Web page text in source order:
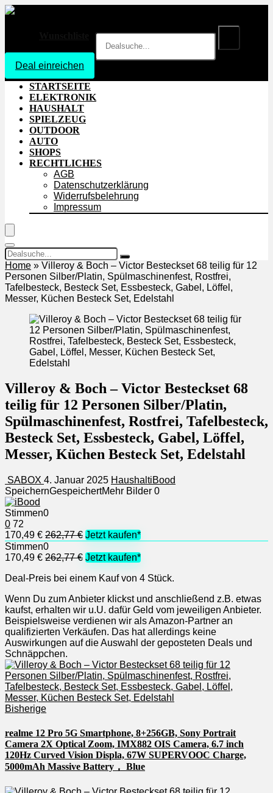
Deal einreichen
STARTSEITE
ELEKTRONIK
HAUSHALT
SPIELZEUG
OUTDOOR
AUTO
SHOPS
RECHTLICHES
AGB
Datenschutzerklärung
Widerrufsbelehrung
Impressum
Home » Villeroy & Boch – Victor Besteckset 68 teilig für 12
Personen Silber/Platin, Spülmaschinenfest, Rostfrei,
Tafelbesteck, Besteck Set, Essbesteck, Gabel, Löffel,
Messer, Küchen Besteck Set, Edelstahl
Villeroy & Boch – Victor Besteckset 68
teilig für 12 Personen Silber/Platin,
Spülmaschinenfest, Rostfrei, Tafelbesteck,
Besteck Set, Essbesteck, Gabel, Löffel,
Messer, Küchen Besteck Set, Edelstahl
SABOX 4. Januar 2025 HaushaltiBood
SpeichernGespeichertMehr Bilder 0
Stimmen0
0 72
170,49 € 262,77 € Jetzt kaufen*
Stimmen0
170,49 € 262,77 € Jetzt kaufen*
Deal-Preis bei einem Kauf von 4 Stück.
Wenn Du zum Anbieter klickst und anschließend z.B. etwas
kaufst, erhalten wir u.U. dafür Geld vom jeweiligen Anbieter.
Beispielsweise verdienen wir als Amazon-Partner an
qualifizierten Verkäufen. Das hat allerdings keine
Auswirkungen auf die Auswahl der geposteten Deals und
Schnäppchen.
Bisherige
realme 12 Pro 5G Smartphone, 8+256GB, Sony Portrait
Camera 2X Optical Zoom, IMX882 OIS Camera, 6.7 inch
120Hz Curved Vision Displa, 67W SUPERVOOC Charge,
5000mAh Massive Battery， Blue